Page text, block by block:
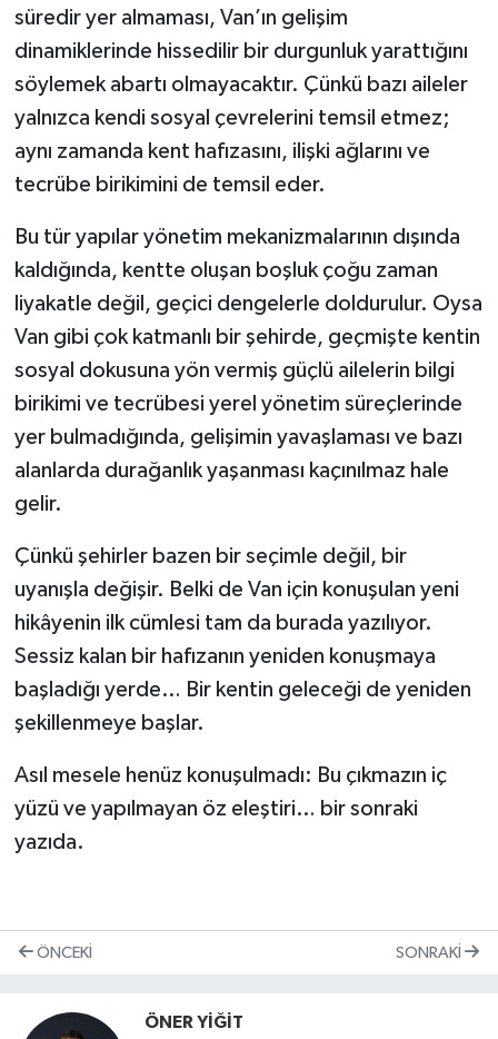
süredir yer almaması, Van’ın gelişim
dinamiklerinde hissedilir bir durgunluk yarattığını
söylemek abartı olmayacaktır. Çünkü bazı aileler
yalnızca kendi sosyal çevrelerini temsil etmez;
aynı zamanda kent hafızasını, ilişki ağlarını ve
tecrübe birikimini de temsil eder.
Bu tür yapılar yönetim mekanizmalarının dışında
kaldığında, kentte oluşan boşluk çoğu zaman
liyakatle değil, geçici dengelerle doldurulur. Oysa
Van gibi çok katmanlı bir şehirde, geçmişte kentin
sosyal dokusuna yön vermiş güçlü ailelerin bilgi
birikimi ve tecrübesi yerel yönetim süreçlerinde
yer bulmadığında, gelişimin yavaşlaması ve bazı
alanlarda durağanlık yaşanması kaçınılmaz hale
gelir.
Çünkü şehirler bazen bir seçimle değil, bir
uyanışla değişir. Belki de Van için konuşulan yeni
hikâyenin ilk cümlesi tam da burada yazılıyor.
Sessiz kalan bir hafızanın yeniden konuşmaya
başladığı yerde… Bir kentin geleceği de yeniden
şekillenmeye başlar.
Asıl mesele henüz konuşulmadı: Bu çıkmazın iç
yüzü ve yapılmayan öz eleştiri… bir sonraki
yazıda.
ÖNCEKI SONRAKI
ÖNER YİĞİT